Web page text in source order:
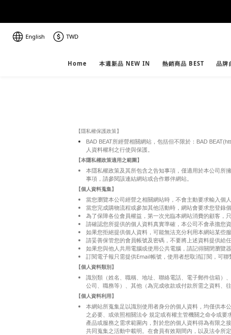
English TWD
Home 本週新品 NEW IN 熱銷商品 BEST 品牌
【隱私權保護政策】
BAD BEAT所經營相關網站，包括但不限於：BAD
人資料權利之行使與保護。
【本隱私權政策適用之範圍】
本隱私權政策及其所包含之告知事項，僅適用於本公司所
事項，請參閱該連結網站或合作夥伴網站。
【個人資料蒐集】
當您瀏覽本公司經營之相關網站時，不會主動要求輸入個人
當您完成購物流程或參加其他活動時，網站會要求您登錄
為了保障各位會員權益，第一次光臨本網站消費的顧客，
請確認您所提供的個人資料真實準確，本公司不會承擔您
如果您拒絕提供個人資料，可能無法充分利用本網站某些服
請妥善保管您的會員帳號及密碼，不要將上述資料提供給
如果您與他人共用電腦或使用公共電腦，請記得關閉瀏覽
訂閱電子報只需提供Email帳號，使用者想取消訂閱，可聯
【個人資料類別】
識別類（姓名、職稱、地址、聯絡電話、電子郵件信箱）
公司、職務等）、其他（為完成收款或付款所需之資料、
【個人資料利用】
本網站所蒐集足以識別使用者身分的個人資料，均僅供本
之必要、或依照相關法令 規定或有權主管機關之命令或
產品或服務之需求範圍內，對於您的個人資料得為有限之
共同蒐集之活動中載明。在會員有效期間內，以及法令所